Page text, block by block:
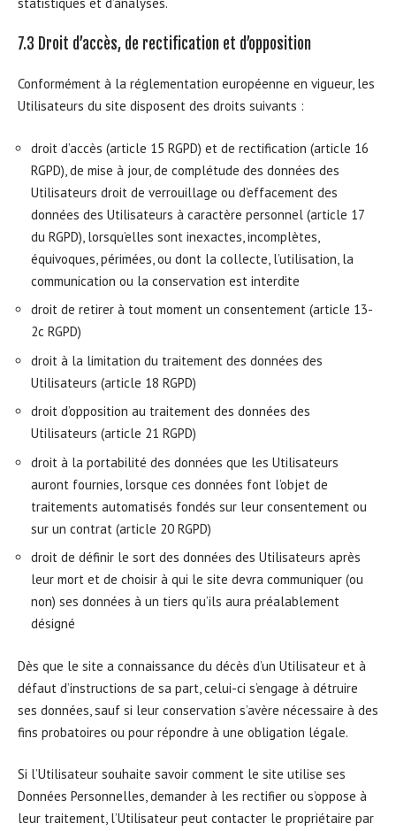
7.3 Droit d’accès, de rectification et d’opposition
Conformément à la réglementation européenne en vigueur, les
Utilisateurs du site disposent des droits suivants :
droit d’accès (article 15 RGPD) et de rectification (article 16
RGPD), de mise à jour, de complétude des données des
Utilisateurs droit de verrouillage ou d’effacement des
données des Utilisateurs à caractère personnel (article 17
du RGPD), lorsqu’elles sont inexactes, incomplètes,
équivoques, périmées, ou dont la collecte, l’utilisation, la
communication ou la conservation est interdite
droit de retirer à tout moment un consentement (article 13-
2c RGPD)
droit à la limitation du traitement des données des
Utilisateurs (article 18 RGPD)
droit d’opposition au traitement des données des
Utilisateurs (article 21 RGPD)
droit à la portabilité des données que les Utilisateurs
auront fournies, lorsque ces données font l’objet de
traitements automatisés fondés sur leur consentement ou
sur un contrat (article 20 RGPD)
droit de définir le sort des données des Utilisateurs après
leur mort et de choisir à qui le site devra communiquer (ou
non) ses données à un tiers qu’ils aura préalablement
désigné
Dès que le site a connaissance du décès d’un Utilisateur et à
défaut d’instructions de sa part, celui-ci s’engage à détruire
ses données, sauf si leur conservation s’avère nécessaire à des
fins probatoires ou pour répondre à une obligation légale.
Si l’Utilisateur souhaite savoir comment le site utilise ses
Données Personnelles, demander à les rectifier ou s’oppose à
leur traitement, l’Utilisateur peut contacter le propriétaire par